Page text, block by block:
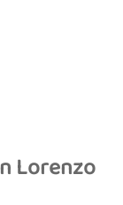
Lorenzo